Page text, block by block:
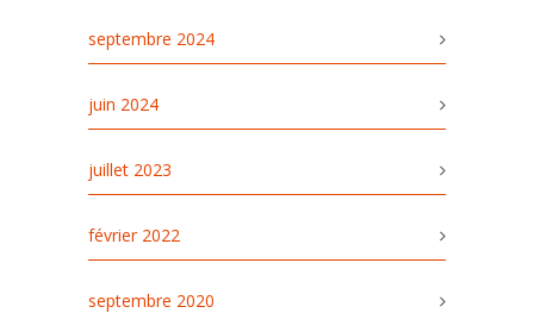
septembre 2024
juin 2024
juillet 2023
février 2022
septembre 2020